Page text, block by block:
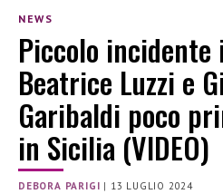
NEWS
Piccolo
Beatrice Luzzi e
Garibaldi poco
in Sicilia (VIDEO)
DEBORA PARIGI | 13 LUGLIO 2024